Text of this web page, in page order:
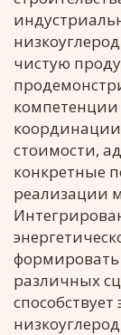
чистую
компетенции
координации
стоимости,
конкретные
реализации
различных